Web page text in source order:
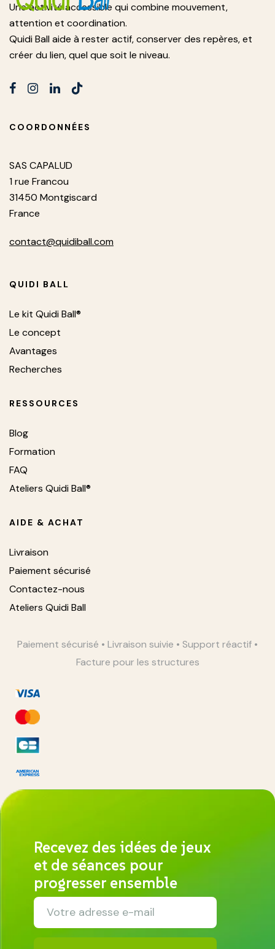
Une activité accessible qui combine mouvement,
attention et coordination.
Quidi Ball aide à rester actif, conserver des repères, et
créer du lien, quel que soit le niveau.
COORDONNÉES
SAS CAPALUD
1 rue Francou
31450 Montgiscard
France
contact@quidiball.com
QUIDI BALL
Le kit Quidi Ball®
Le concept
Avantages
Recherches
RESSOURCES
Blog
Formation
FAQ
Ateliers Quidi Ball®
AIDE & ACHAT
Livraison
Paiement sécurisé
Contactez-nous
Ateliers Quidi Ball
Paiement sécurisé • Livraison suivie • Support réactif •
Facture pour les structures
Recevez des idées de jeux
et de séances pour
progresser ensemble